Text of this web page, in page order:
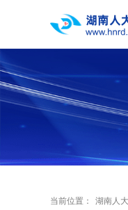
当前位置： 湖南人